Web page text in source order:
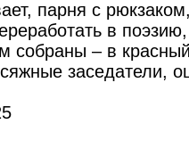
парня с
в
собраны – в
заседатели,